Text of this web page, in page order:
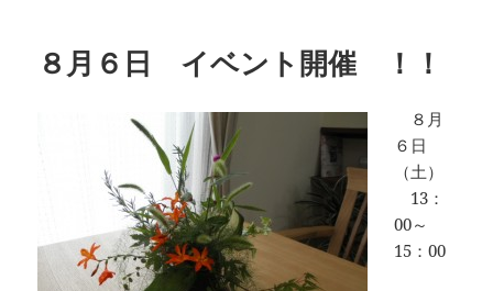
８月６日 イベント開催 ！！
８月
６日
（土）
13：
00～
15：00